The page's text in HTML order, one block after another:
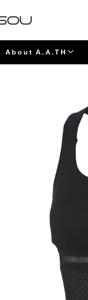
About A.A.TH